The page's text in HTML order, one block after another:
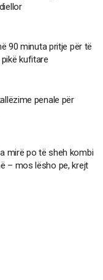
90 minuta pritje për të
kufitare
penale për
mirë po të sheh kombi
– mos lësho pe, krejt